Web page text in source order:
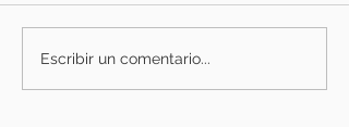
Escribir un comentario...